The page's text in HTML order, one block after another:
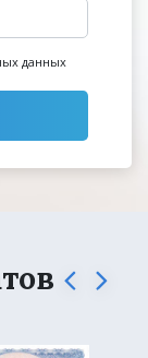
данных